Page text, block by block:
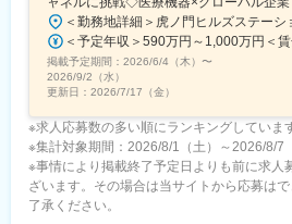
掲載予定期間： 2026/6/4（木） 〜
2026/9/2（水）
更新日： 2026/7/17（金）
※求人応募数の多い順にランキングしていま
※集計対象期間：2026/8/1（土）～2026/8/7
※事情により掲載終了予定日よりも前に求人
ざいます。その場合は当サイトから応募は
了承ください。